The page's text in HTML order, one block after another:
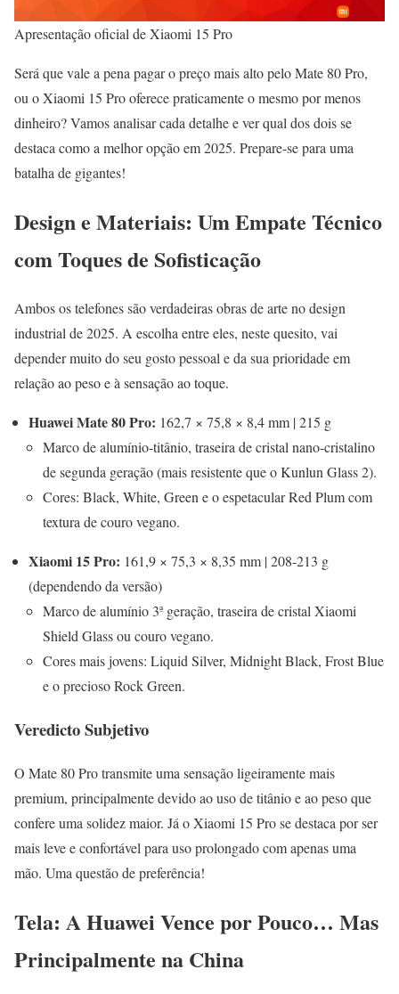
Apresentação oficial de Xiaomi 15 Pro
Será que vale a pena pagar o preço mais alto pelo Mate 80 Pro,
ou o Xiaomi 15 Pro oferece praticamente o mesmo por menos
dinheiro? Vamos analisar cada detalhe e ver qual dos dois se
destaca como a melhor opção em 2025. Prepare-se para uma
batalha de gigantes!
Design e Materiais: Um Empate Técnico
com Toques de Sofisticação
Ambos os telefones são verdadeiras obras de arte no design
industrial de 2025. A escolha entre eles, neste quesito, vai
depender muito do seu gosto pessoal e da sua prioridade em
relação ao peso e à sensação ao toque.
Huawei Mate 80 Pro: 162,7 × 75,8 × 8,4 mm | 215 g
Marco de alumínio-titânio, traseira de cristal nano-cristalino
de segunda geração (mais resistente que o Kunlun Glass 2).
Cores: Black, White, Green e o espetacular Red Plum com
textura de couro vegano.
Xiaomi 15 Pro: 161,9 × 75,3 × 8,35 mm | 208-213 g
(dependendo da versão)
Marco de alumínio 3ª geração, traseira de cristal Xiaomi
Shield Glass ou couro vegano.
Cores mais jovens: Liquid Silver, Midnight Black, Frost Blue
e o precioso Rock Green.
Veredicto Subjetivo
O Mate 80 Pro transmite uma sensação ligeiramente mais
premium, principalmente devido ao uso de titânio e ao peso que
confere uma solidez maior. Já o Xiaomi 15 Pro se destaca por ser
mais leve e confortável para uso prolongado com apenas uma
mão. Uma questão de preferência!
Tela: A Huawei Vence por Pouco… Mas
Principalmente na China